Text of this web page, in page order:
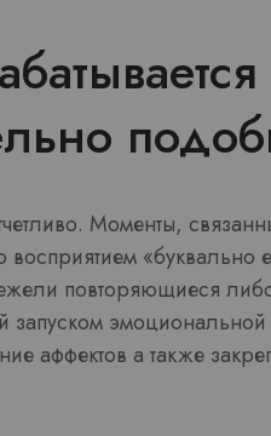
Моменты,
«буквально
повторяющиеся
эмоциональной
аффектов а также